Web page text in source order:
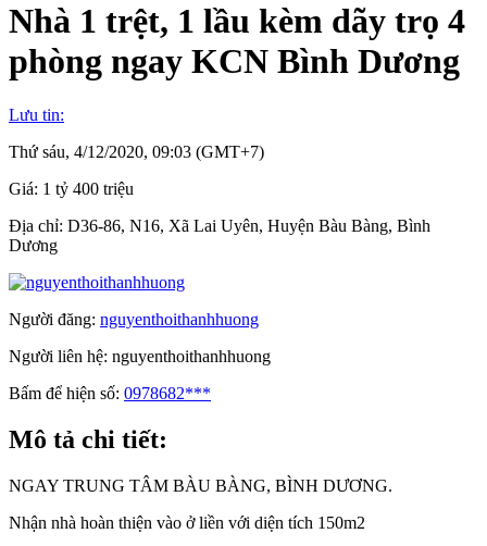
Nhà 1 trệt, 1 lầu kèm dãy trọ 4
phòng ngay KCN Bình Dương
Lưu tin:
Thứ sáu, 4/12/2020, 09:03 (GMT+7)
Giá: 1 tỷ 400 triệu
Địa chỉ: D36-86, N16, Xã Lai Uyên, Huyện Bàu Bàng, Bình
Dương
Người đăng: nguyenthoithanhhuong
Người liên hệ: nguyenthoithanhhuong
Bấm để hiện số: 0978682***
Mô tả chi tiết:
NGAY TRUNG TÂM BÀU BÀNG, BÌNH DƯƠNG.
Nhận nhà hoàn thiện vào ở liền với diện tích 150m2